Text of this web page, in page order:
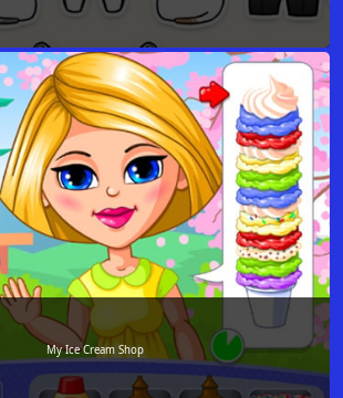
My Ice Cream Shop